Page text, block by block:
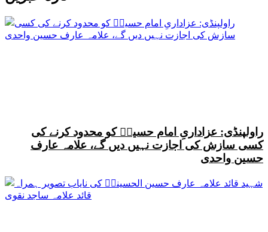
راولپنڈی: عزاداریِ امام حسینؑ کو محدود کرنے کی
کسی سازش کی اجازت نہیں دیں گے، علامہ عارف
حسین واحدی